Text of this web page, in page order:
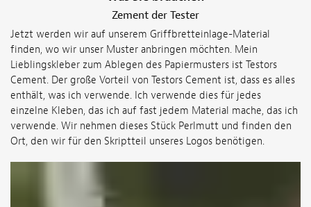
Zement der Tester
Jetzt werden wir auf unserem Griffbretteinlage-Material
finden, wo wir unser Muster anbringen möchten. Mein
Lieblingskleber zum Ablegen des Papiermusters ist Testors
Cement. Der große Vorteil von Testors Cement ist, dass es alles
enthält, was ich verwende. Ich verwende dies für jedes
einzelne Kleben, das ich auf fast jedem Material mache, das ich
verwende. Wir nehmen dieses Stück Perlmutt und finden den
Ort, den wir für den Skriptteil unseres Logos benötigen.